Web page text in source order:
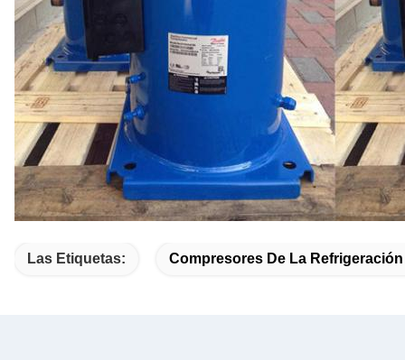
Las Etiquetas: Compresores De La Refrigeración